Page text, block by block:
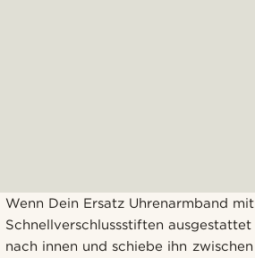
Wenn Dein Ersatz Uhrenarmband mit
Schnellverschlussstiften
nach innen und schiebe ihn